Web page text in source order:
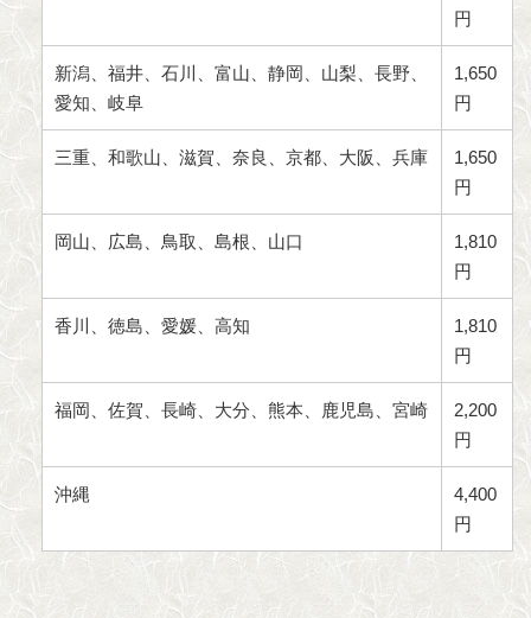
円
新潟、福井、石川、富山、静岡、山梨、長野、
愛知、岐阜
1,650
円
三重、和歌山、滋賀、奈良、京都、大阪、兵庫
1,650
円
岡山、広島、鳥取、島根、山口
1,810
円
香川、徳島、愛媛、高知
1,810
円
福岡、佐賀、長崎、大分、熊本、鹿児島、宮崎
2,200
円
沖縄
4,400
円